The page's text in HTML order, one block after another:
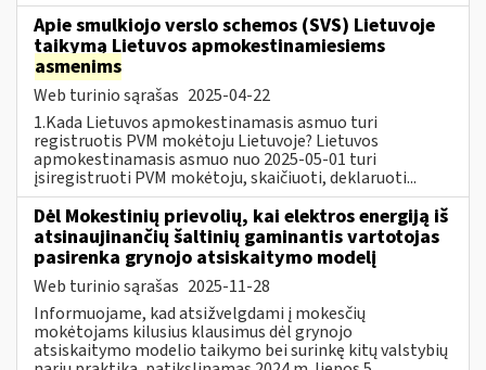
Apie smulkiojo verslo schemos (SVS) Lietuvoje
taikymą Lietuvos apmokestinamiesiems
asmenims
Web turinio sąrašas 2025-04-22
1.Kada Lietuvos apmokestinamasis asmuo turi
registruotis PVM mokėtoju Lietuvoje? Lietuvos
apmokestinamasis asmuo nuo 2025-05-01 turi
įsiregistruoti PVM mokėtoju, skaičiuoti, deklaruoti...
Dėl Mokestinių prievolių, kai elektros energiją iš
atsinaujinančių šaltinių gaminantis vartotojas
pasirenka grynojo atsiskaitymo modelį
Web turinio sąrašas 2025-11-28
Informuojame, kad atsižvelgdami į mokesčių
mokėtojams kilusius klausimus dėl grynojo
atsiskaitymo modelio taikymo bei surinkę kitų valstybių